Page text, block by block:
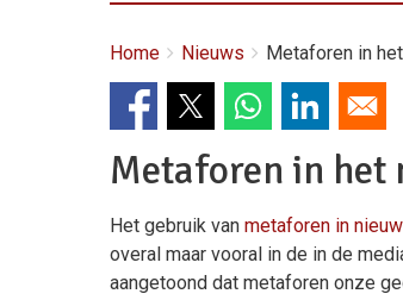
Kruimelpad
You
here:
Home Nieuws Metaforen in
Metaforen in het
Het gebruik van metaforen in
overal maar vooral in de in de
aangetoond dat metaforen onze